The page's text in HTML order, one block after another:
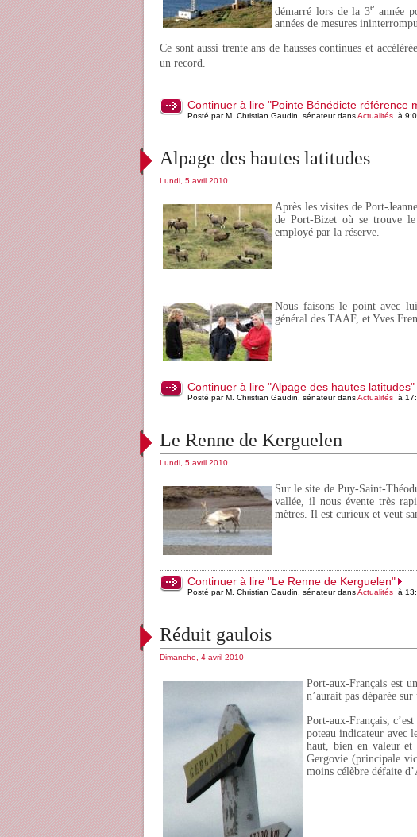
démarré lors de la 3e année
années de mesures
Ce sont aussi trente ans de hausses continues et
un record.
Continuer à lire "Pointe Bénédicte référence
Posté par M. Christian Gaudin, sénateur dansActualités à
Alpage des hautes latitudes
Lundi, 5 avril 2010
Après les visites de Port-
de Port-Bizet où se trouve
employé par la réserve.
Nous faisons le point avec
général des TAAF, et Yves
Continuer à lire "Alpage des hautes latitudes"
Posté par M. Christian Gaudin, sénateur dansActualités à
Le Renne de Kerguelen
Lundi, 5 avril 2010
Sur le site de Puy-Saint-
vallée, il nous évente très
mètres. Il est curieux et veut
Continuer à lire "Le Renne de Kerguelen"
Posté par M. Christian Gaudin, sénateur dansActualités à
Réduit gaulois
Dimanche, 4 avril 2010
Port-aux-Français est
n’aurait pas déparée
Port-aux-Français,
poteau indicateur avec
haut, bien en valeur et
Gergovie (principale
moins célèbre défaite